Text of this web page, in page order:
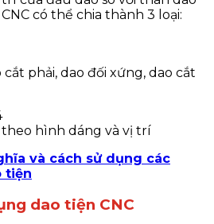
có thể chia thành 3 loại:
cắt phải, dao đối xứng, dao cắt
theo hình dáng và vị trí
và cách sử dụng các
tiện
dao tiện CNC